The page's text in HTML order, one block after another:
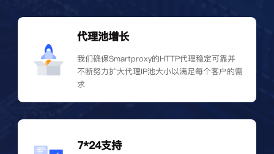
代理池增长
我们确保Smartproxy的HTTP代理稳定可靠并
不断努力扩大代理IP池大小以满足每个客户的需
求
7*24支持